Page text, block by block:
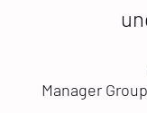
Manager